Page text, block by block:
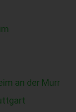
an der Murr